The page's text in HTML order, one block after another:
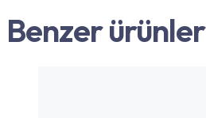
Benzer ürünler